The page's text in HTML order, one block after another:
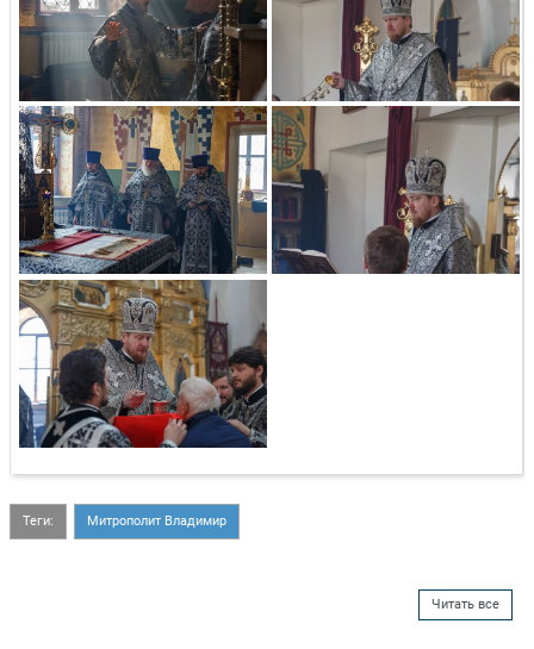
Теги: Митрополит Владимир
Читать все